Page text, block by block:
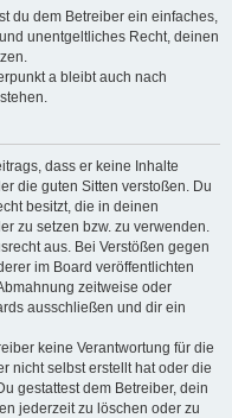
du dem Betreiber ein einfaches,
unentgeltliches Recht, deinen
a bleibt auch nach
dass er keine Inhalte
die guten Sitten verstoßen. Du
besitzt, die in deinen
zu setzen bzw. zu verwenden.
aus. Bei Verstößen gegen
im Board veröffentlichten
zeitweise oder
ausschließen und dir ein
keine Verantwortung für die
nicht selbst erstellt hat oder die
gestattest dem Betreiber, dein
jederzeit zu löschen oder zu